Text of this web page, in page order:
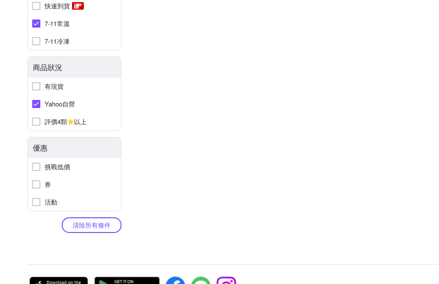
快速到貨
7-11常溫
7-11冷凍
商品狀況
有現貨
Yahoo自營
評價4顆
以上
優惠
挑戰低價
券
活動
清除所有條件